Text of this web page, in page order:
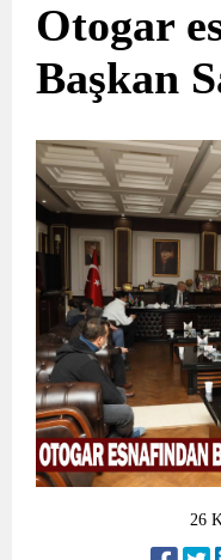
Otogar
Başkan
26